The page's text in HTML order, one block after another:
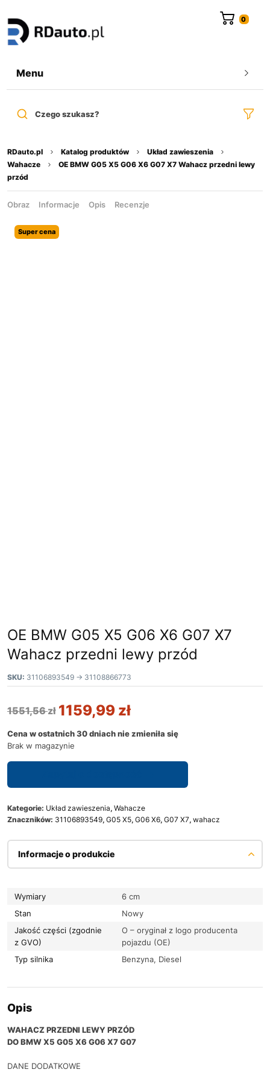
Menu
Czego szukasz?
RDauto.pl Katalog produktów
Układ zawieszenia
Wahacze
OE BMW G05 X5 G06 X6 G07 X7 Wahacz przedni lewy
przód
Obraz Informacje Opis Recenzje
Super cena
OE BMW G05 X5 G06 X6 G07 X7
Wahacz przedni lewy przód
SKU: 31106893549 -> 31108866773
1551,56zł 1159,99 zł
Cena w ostatnich 30 dniach nie zmieniła się
Brak w magazynie
Kategorie: Układ zawieszenia, Wahacze
Znaczników: 31106893549, G05 X5, G06 X6, G07 X7, wahacz
Informacje o produkcie
Wymiary
6 cm
Stan
Nowy
Jakość części (zgodnie
z GVO)
O – oryginał z logo producenta
pojazdu (OE)
Typ silnika
Benzyna, Diesel
Opis
WAHACZ PRZEDNI LEWY PRZÓD
DO BMW X5 G05 X6 G06 X7 G07
DANE DODATKOWE